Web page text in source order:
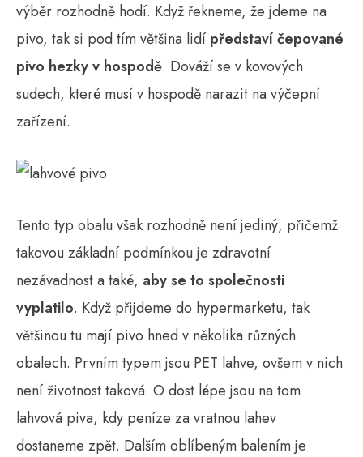
výběr rozhodně hodí. Když řekneme, že jdeme na
pivo, tak si pod tím většina lidí představí čepované
pivo hezky v hospodě. Dováží se v kovových
sudech, které musí v hospodě narazit na výčepní
zařízení.
Tento typ obalu však rozhodně není jediný, přičemž
takovou základní podmínkou je zdravotní
nezávadnost a také, aby se to společnosti
vyplatilo. Když přijdeme do hypermarketu, tak
většinou tu mají pivo hned v několika různých
obalech. Prvním typem jsou PET lahve, ovšem v nich
není životnost taková. O dost lépe jsou na tom
lahvová piva, kdy peníze za vratnou lahev
dostaneme zpět. Dalším oblíbeným balením je